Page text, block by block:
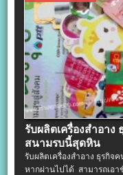
รับผลิตเครื่องสําอาง
สนามรบนี้สุดหิน
รับผลิตเครื่องสําอาง ธุรกิ
หากผ่านไปได้ สามารถเอา